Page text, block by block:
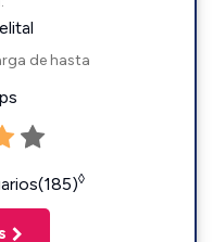
de hasta
◊